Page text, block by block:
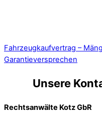
Fahrzeugkaufvertrag –
Garantieversprechen
Unsere
Rechtsanwälte Kotz GbR